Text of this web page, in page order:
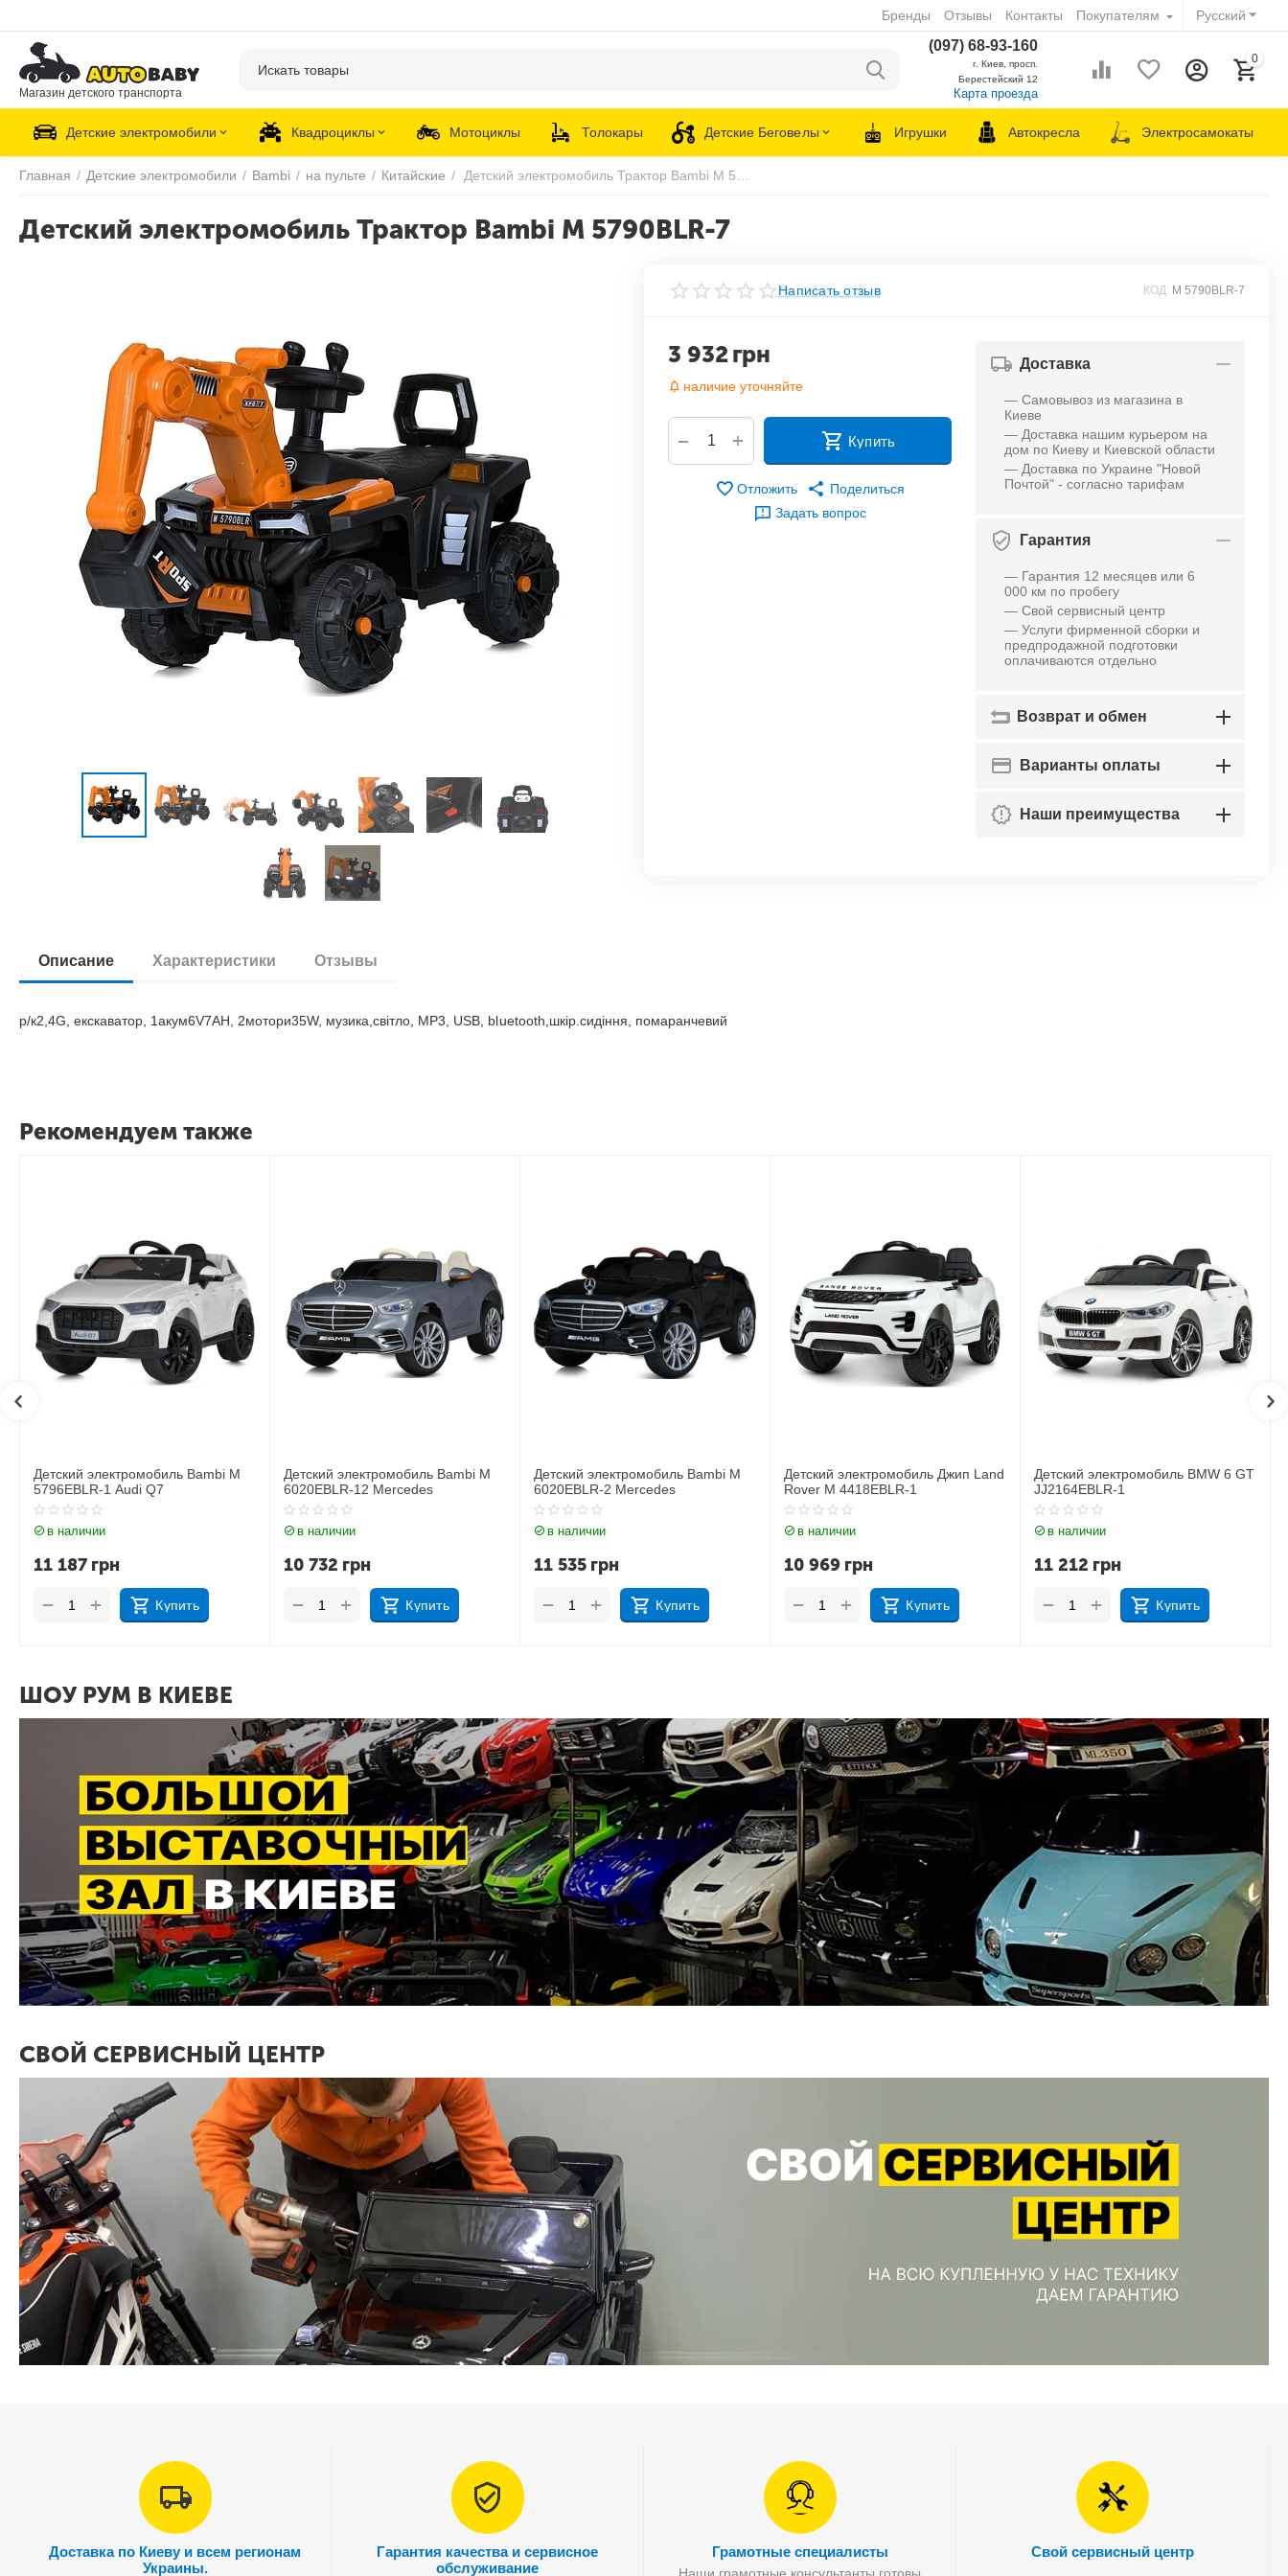
Русский
Бренды Отзывы Контакты Покупателям
Магазин детского транспорта
(097) 68-93-160
г. Киев, просп.
Берестейский 12
Карта проезда
0
Детские электромобили Квадроциклы Мотоциклы Толокары Детские Беговелы Игрушки Автокресла Электросамокаты
Главная / Детские электромобили / Bambi / на пульте / Китайские /
Детский электромобиль Трактор Bambi M 5790BLR-7
Написать отзыв КОД: M 5790BLR-7
3 932грн
наличие уточняйте
+
− Купить
Отложить
Поделиться
Задать вопрос
Доставка
— Самовывоз из магазина в
Киеве
— Доставка нашим курьером на
дом по Киеву и Киевской области
— Доставка по Украине "Новой
Почтой" - согласно тарифам
Гарантия
— Гарантия 12 месяцев или 6
000 км по пробегу
— Свой сервисный центр
— Услуги фирменной сборки и
предпродажной подготовки
оплачиваются отдельно
Возврат и обмен
Варианты оплаты
Наши преимущества
Описание Характеристики Отзывы
р/к2,4G, екскаватор, 1акум6V7AH, 2мотори35W, музика,світло, MP3, USB, bluetooth,шкір.сидіння, помаранчевий
Рекомендуем также
Детский электромобиль Bambi M
6020EBLR-12 Mercedes
в наличии
10 732 грн
Купить
+
−
Детский электромобиль Bambi M
6020EBLR-2 Mercedes
в наличии
11 535 грн
Купить
+
−
Детский электромобиль Джип Land
Rover M 4418EBLR-1
в наличии
10 969грн
Купить
+
−
Детский электромобиль BMW 6 GT
JJ2164EBLR-1
в наличии
11 212 грн
Купить
+
−
Детский электромобиль Джип
BMW X6M JJ2199EBLR-1
в наличии
17 183 грн
Купить
+
−
ШОУ РУМ В КИЕВЕ
СВОЙ СЕРВИСНЫЙ ЦЕНТР
Доставка по Киеву и всем регионам
Украины.
Гарантия качества и сервисное
обслуживание
Грамотные специалисты Свой сервисный центр